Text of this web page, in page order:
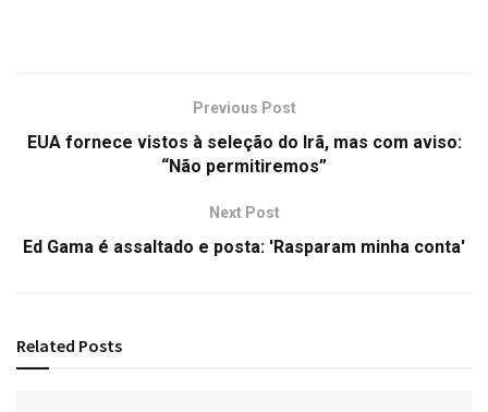
Previous Post
EUA fornece vistos à seleção do Irã, mas com aviso:
“Não permitiremos”
Next Post
Ed Gama é assaltado e posta: 'Rasparam minha conta'
Related Posts